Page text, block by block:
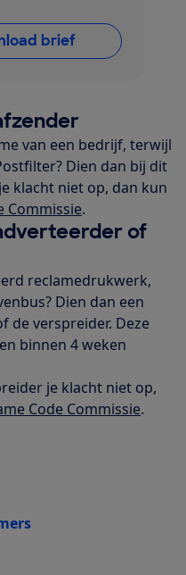
brief
van een bedrijf, terwijl
Dien dan bij dit
klacht niet op, dan kun
Commissie.
of
reclamedrukwerk,
Dien dan een
de verspreider. Deze
binnen 4 weken
je klacht niet op,
Code Commissie.